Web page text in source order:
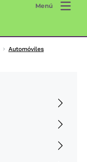
Menú
Automóviles